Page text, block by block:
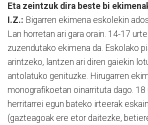
Eta zeintzuk dira beste bi
I.Z.: Bigarren ekimena eskolekin
Lan horretan ari gara orain. 14-17
zuzendutako ekimena da. Eskolako
arintzeko, lantzen ari diren gaiekin
antolatuko genituzke. Hirugarren
monografikoetan oinarrituta dago.
herritarrei egun bateko irteerak
(gazteagoak ere etor daitezke,